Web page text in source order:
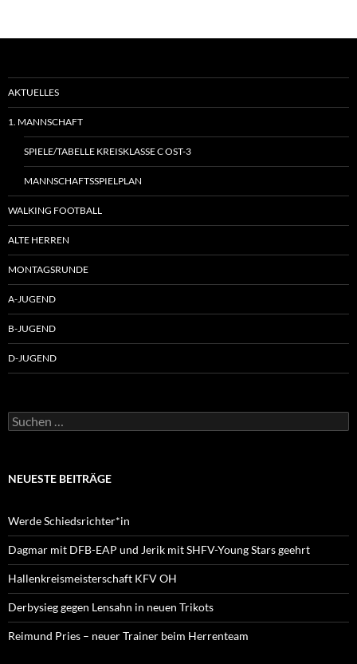
AKTUELLES
1. MANNSCHAFT
SPIELE/TABELLE KREISKLASSE C OST-3
MANNSCHAFTSSPIELPLAN
WALKING FOOTBALL
ALTE HERREN
MONTAGSRUNDE
A-JUGEND
B-JUGEND
D-JUGEND
Suche
nach:
NEUESTE BEITRÄGE
Werde Schiedsrichter*in
Dagmar mit DFB-EAP und Jerik mit SHFV-Young Stars geehrt
Hallenkreismeisterschaft KFV OH
Derbysieg gegen Lensahn in neuen Trikots
Reimund Pries – neuer Trainer beim Herrenteam